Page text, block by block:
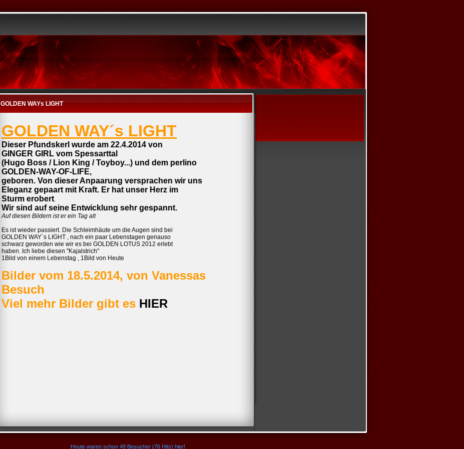
GOLDEN WAYs LIGHT
GOLDEN WAY´s LIGHT
Dieser Pfundskerl wurde am 22.4.2014 von
GINGER GIRL vom Spessarttal
(Hugo Boss / Lion King / Toyboy...) und dem perlino
GOLDEN-WAY-OF-LIFE,
geboren. Von dieser Anpaarung versprachen wir uns
Eleganz gepaart mit Kraft. Er hat unser Herz im
Sturm erobert.
Wir sind auf seine Entwicklung sehr gespannt.
Auf diesen Bildern ist er ein Tag alt
Es ist wieder passiert. Die Schleimhäute um die Augen sind bei
GOLDEN WAY´s LIGHT , nach ein paar Lebenstagen genauso
schwarz geworden wie wir es bei GOLDEN LOTUS 2012 erlebt
haben. Ich liebe diesen "Kajalstrich"
1Bild von einem Lebenstag , 1Bild von Heute
Bilder vom 18.5.2014, von Vanessas
Besuch
Viel mehr Bilder gibt es HIER
Heute waren schon 49 Besucher (76 Hits) hier!